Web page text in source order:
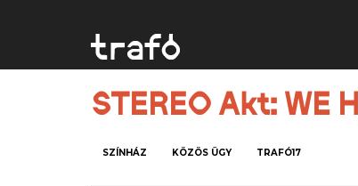
STEREO Akt: WE
SZÍNHÁZ KÖZÖS ÜGY TRAFÓ17